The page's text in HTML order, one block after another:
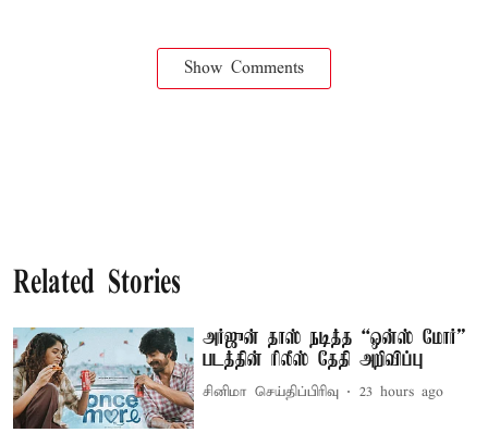
Show Comments
Related Stories
அர்ஜுன் தாஸ் நடித்த “ஒன்ஸ் மோர்”
படத்தின் ரிலீஸ் தேதி அறிவிப்பு
சினிமா செய்திப்பிரிவு 23 hours ago